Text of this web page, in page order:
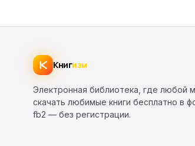
Книгизм
Электронная библиотека, где любой
скачать любимые книги бесплатно в
fb2 — без регистрации.